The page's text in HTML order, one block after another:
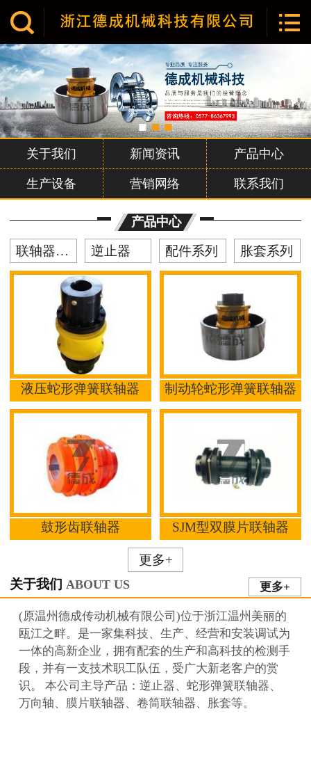
 网站首页
产品中心
新闻资讯
企业文化
荣誉资质
联系我们


关于我们 新闻资讯 产品中心
生产设备 营销网络 联系我们
产品中心
联轴器系列 逆止器 配件系列 胀套系列
液压蛇形弹簧联轴器 制动轮蛇形弹簧联轴器
鼓形齿联轴器 SJM型双膜片联轴器
更多+
关于我们 ABOUT US 更多+
(原温州德成传动机械有限公司)位于浙江温州美丽的
瓯江之畔。是一家集科技、生产、经营和安装调试为
一体的高新企业，拥有配套的生产和高科技的检测手
段，并有一支技术职工队伍，受广大新老客户的赏
识。 本公司主导产品：逆止器、蛇形弹簧联轴器、
万向轴、膜片联轴器、卷筒联轴器、胀套等。